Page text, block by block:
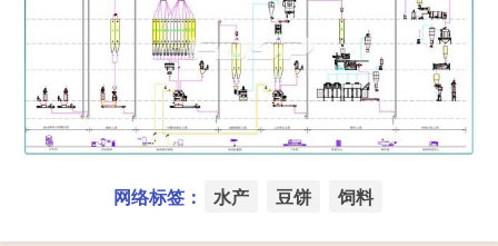
网络标签： 水产 豆饼 饲料